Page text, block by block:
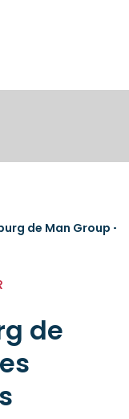
de Man Group –
de